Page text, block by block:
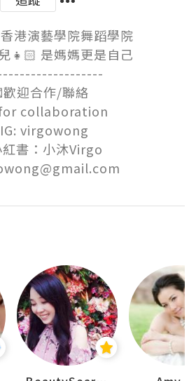
港演藝學院舞蹈學院
👧🏻 是媽媽更是自己
歡迎合作/聯絡
collaboration
virgowong
紅書：小沐Virgo